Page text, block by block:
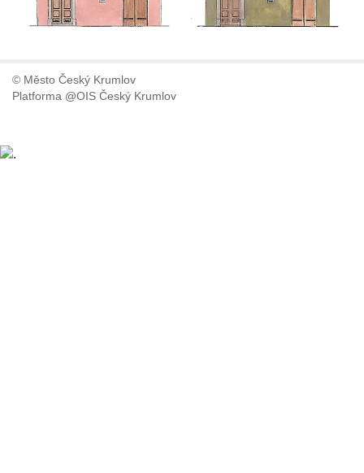
© Město Český Krumlov
Platforma @OIS Český Krumlov